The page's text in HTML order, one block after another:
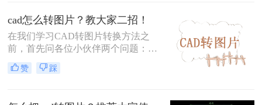
场作业时想要查看CAD文件，方法非
常简单！
cad怎么转图片？教大家二招！
在我们学习CAD转图片转换方法之
前，首先问各位小伙伴两个问题：
CAD是什么？CAD怎么转图片？
CAD，是我们常用的设计图纸文件格
赞 踩